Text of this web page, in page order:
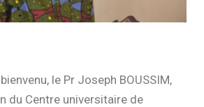
le Pr Joseph BOUSSIM,
du Centre universitaire de